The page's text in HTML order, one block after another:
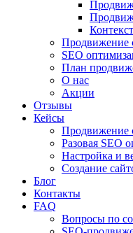
Продвижение
SEO
План
О нас
Акции
Отзывы
Кейсы
Продвижение
Разовая SEO
Настройка и
Создание
Блог
Контакты
FAQ
Вопросы по